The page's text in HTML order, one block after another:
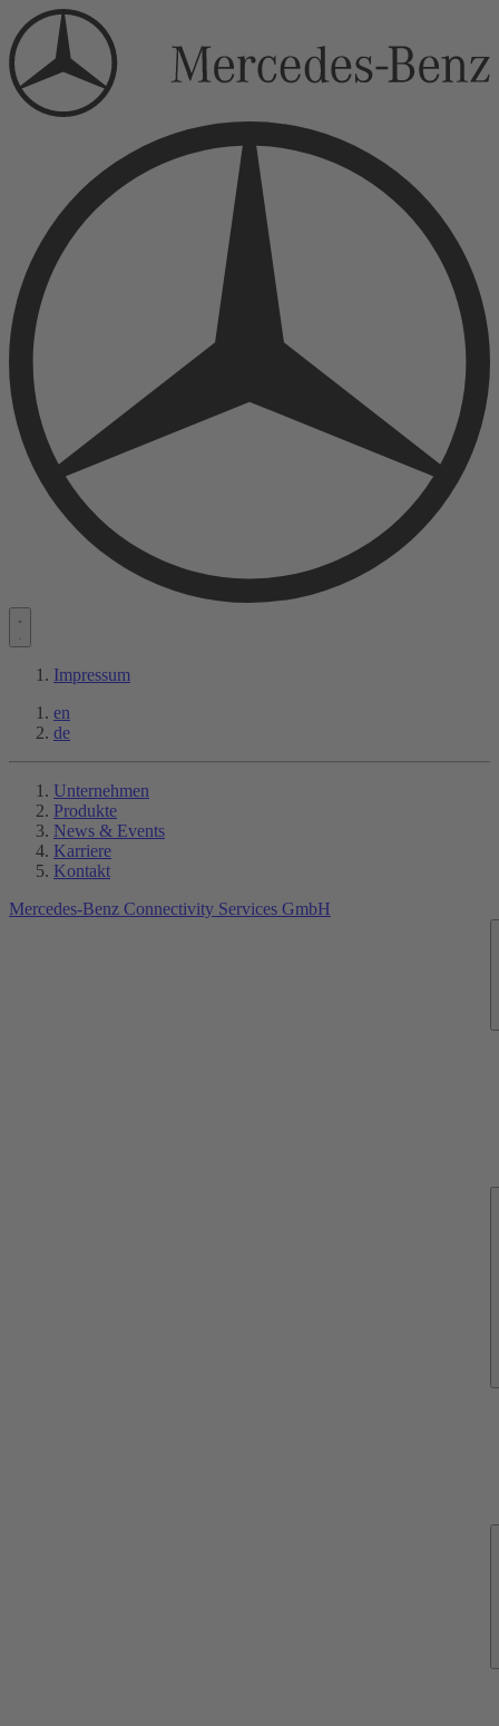
Impressum
en
de
Unternehmen
Produkte
News & Events
Karriere
Kontakt
Mercedes-Benz Connectivity Services GmbH